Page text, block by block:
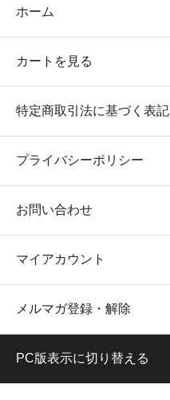
ホーム
カートを見る
特定商取引法に基づく表記
プライバシーポリシー
お問い合わせ
マイアカウント
メルマガ登録・解除
PC版表示に切り替える